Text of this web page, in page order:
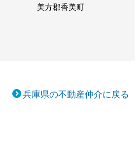
美方郡香美町
兵庫県の不動産仲介に戻る